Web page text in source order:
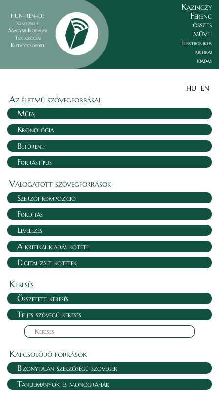
HUN–REN–DE
Klasszikus
Magyar Irodalmi
Textológiai
Kutatócsoport
Kazinczy
Ferenc
összes
művei
Elektronikus
kritikai
kiadás
HU EN
Az életmű szövegforrásai
Műfaj
Kronológia
Betűrend
Forrástípus
Válogatott szövegforrások
Szerzői kompozíció
Fordítás
Levelezés
A kritikai kiadás kötetei
Digitalizált kötetek
Keresés
Összetett keresés
Teljes szövegű keresés
Kapcsolódó források
Bizonytalan szerzőségű szövegek
Tanulmányok és monográfiák